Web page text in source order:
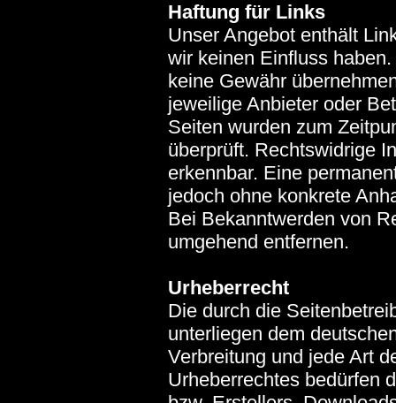
Haftung für Links
Unser Angebot enthält
wir keinen Einfluss
keine Gewähr
jeweilige Anbieter oder
Seiten wurden zum
überprüft. Rechtswidrige
erkennbar. Eine
jedoch ohne konkrete
Bei Bekanntwerden von
umgehend entfernen.
Urheberrecht
Die durch die
unterliegen dem
Verbreitung und jede Art
Urheberrechtes bedürfen